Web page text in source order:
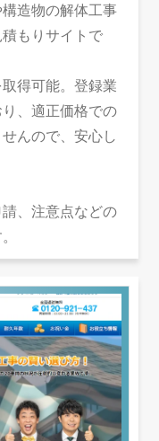
構造物の解体工事
もりサイトで
得可能。登録業
、適正価格での
んので、安心し
、注意点などの